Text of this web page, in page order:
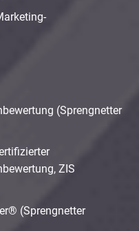
(Sprengnetter
ZIS
(Sprengnetter